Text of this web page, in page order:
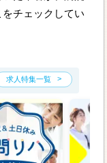
チェックしてい
求人特集一覧